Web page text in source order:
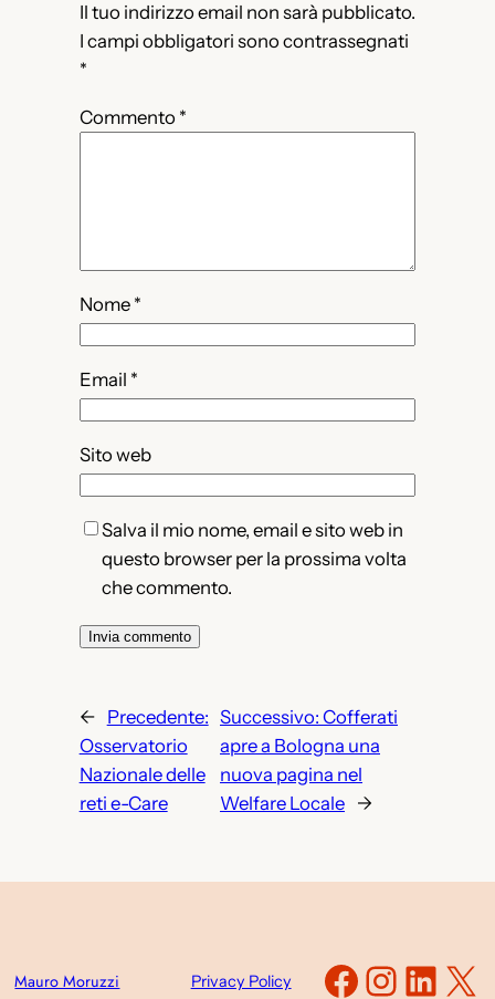
Il tuo indirizzo email non sarà pubblicato.
I campi obbligatori sono contrassegnati
*
Commento *
Nome *
Email *
Sito web
Salva il mio nome, email e sito web in
questo browser per la prossima volta
che commento.
←
Precedente:
Osservatorio
Nazionale delle
reti e-Care
Successivo:Cofferati
apre a Bologna una
nuova pagina nel
Welfare Locale →
Mauro Moruzzi Privacy Policy X